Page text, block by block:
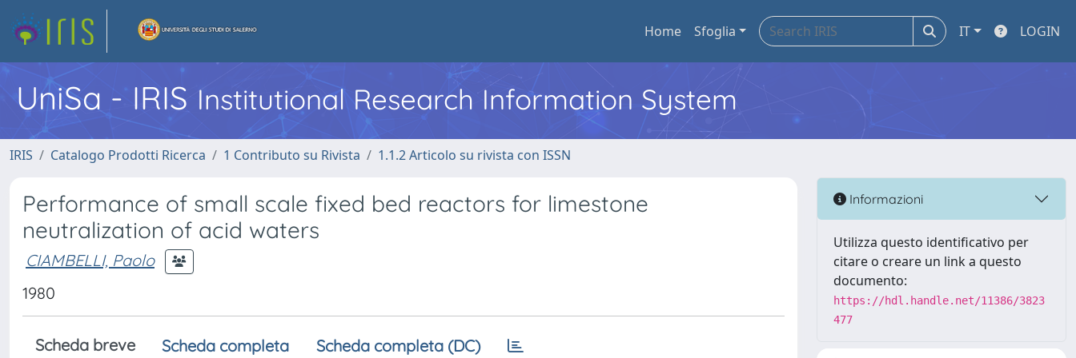
Home Sfoglia IT LOGIN
UniSa - IRIS Institutional Research Information System
IRIS Catalogo Prodotti Ricerca 1 Contributo su Rivista 1.1.2 Articolo su rivista con ISSN
Performance of small scale fixed bed reactors for limestone
neutralization of acid waters
CIAMBELLI, Paolo
1980
Scheda breve Scheda completa Scheda completa (DC)
Informazioni
Utilizza questo identificativo per
citare o creare un link a questo
documento:
https://hdl.handle.net/11386/3823
477